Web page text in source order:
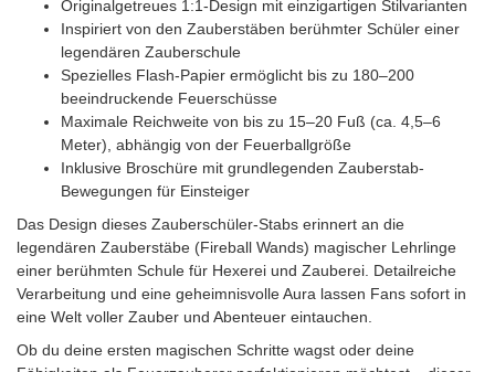
Originalgetreues 1:1-Design mit einzigartigen Stilvarianten
Inspiriert von den Zauberstäben berühmter Schüler einer
legendären Zauberschule
Spezielles Flash-Papier ermöglicht bis zu 180–200
beeindruckende Feuerschüsse
Maximale Reichweite von bis zu 15–20 Fuß (ca. 4,5–6
Meter), abhängig von der Feuerballgröße
Inklusive Broschüre mit grundlegenden Zauberstab-
Bewegungen für Einsteiger
Das Design dieses Zauberschüler-Stabs erinnert an die
legendären Zauberstäbe (Fireball Wands) magischer Lehrlinge
einer berühmten Schule für Hexerei und Zauberei. Detailreiche
Verarbeitung und eine geheimnisvolle Aura lassen Fans sofort in
eine Welt voller Zauber und Abenteuer eintauchen.
Ob du deine ersten magischen Schritte wagst oder deine